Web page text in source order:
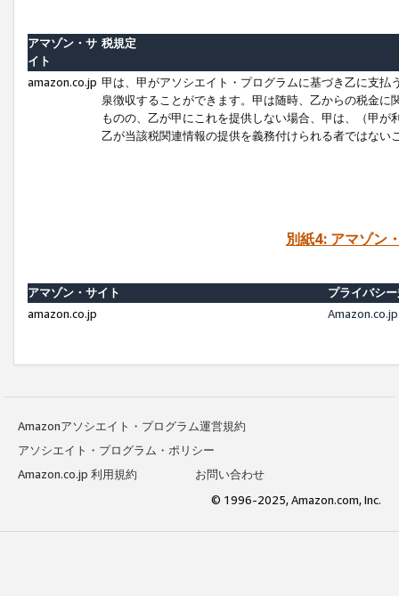
アマゾン・サ
イト
税規定
amazon.co.jp 甲は、甲がアソシエイト・プログラムに基づき乙に支
泉徴収することができます。甲は随時、乙からの税金
ものの、乙が甲にこれを提供しない場合、甲は、（甲
乙が当該税関連情報の提供を義務付けられる者ではな
別紙4: アマゾン
アマゾン・サイト
プライバシ
amazon.co.jp
Amazonアソシエイト・プログラム運営規約
アソシエイト・プログラム・ポリシー
Amazon.co.jp 利用規約
お問い合わせ
© 1996-2025, Amazon.com, Inc.